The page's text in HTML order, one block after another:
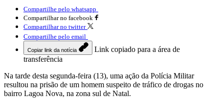
Compartilhe pelo whatsapp
Compartilhar no facebook
Compartilhar no twitter
Compartilhe pelo email
Copiar link da notícia
Link copiado para a área de
transferência
Na tarde desta segunda-feira (13), uma ação da Polícia Militar
resultou na prisão de um homem suspeito de tráfico de drogas no
bairro Lagoa Nova, na zona sul de Natal.